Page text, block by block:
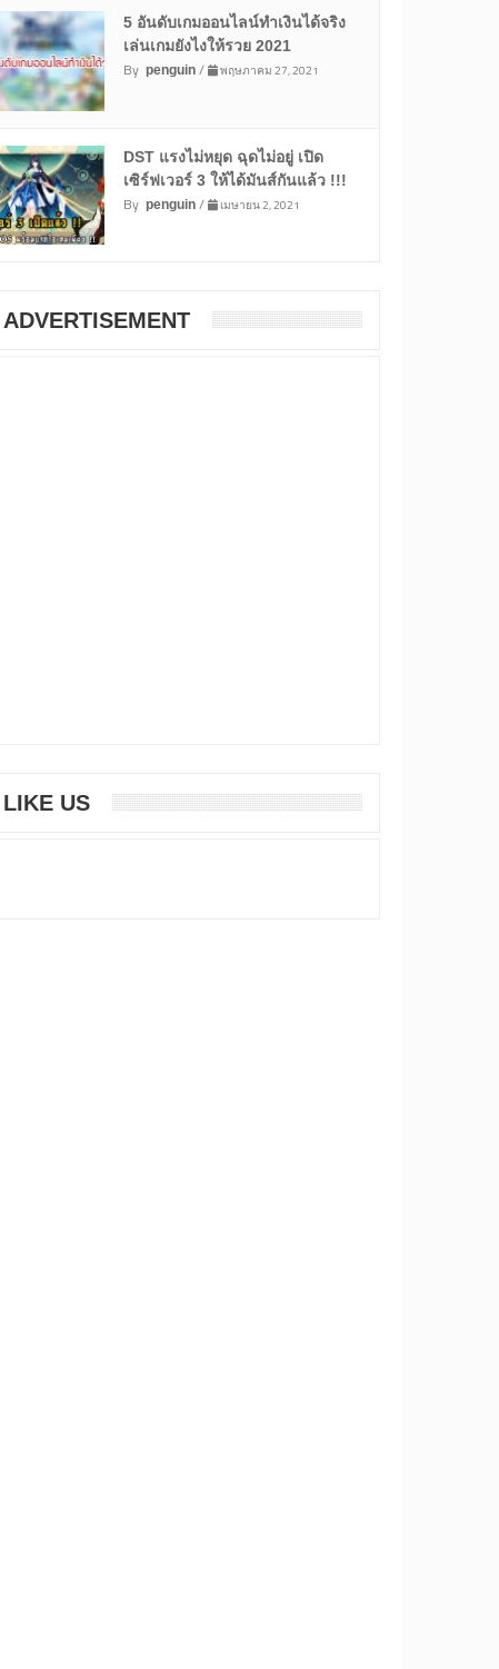
5 อันดับเกมออนไลน์ทำเงินได้จริง
เล่นเกมยังไงให้รวย 2021
By penguin/ พฤษภาคม 27, 2021
DST แรงไม่หยุด ฉุดไม่อยู่ เปิด
เซิร์ฟเวอร์ 3 ให้ได้มันส์กันแล้ว !!!
By penguin/ เมษายน 2, 2021
ADVERTISEMENT
LIKE US